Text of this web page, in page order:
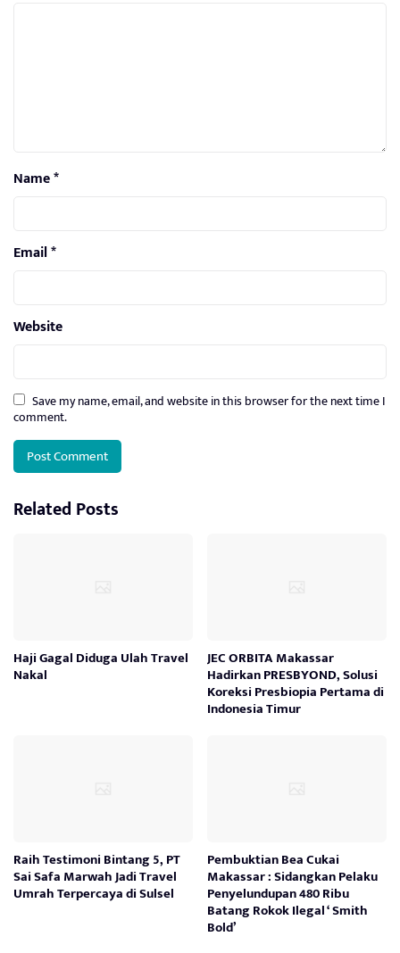
Name*
Email*
Website
Save my name, email, and website in this browser for the next time I
comment.
Related Posts
Haji Gagal Diduga Ulah Travel
Nakal
JEC ORBITA Makassar
Hadirkan PRESBYOND, Solusi
Koreksi Presbiopia Pertama di
Indonesia Timur
Raih Testimoni Bintang 5, PT
Sai Safa Marwah Jadi Travel
Umrah Terpercaya di Sulsel
Pembuktian Bea Cukai
Makassar : Sidangkan Pelaku
Penyelundupan 480 Ribu
Batang Rokok Ilegal ‘ Smith
Bold’